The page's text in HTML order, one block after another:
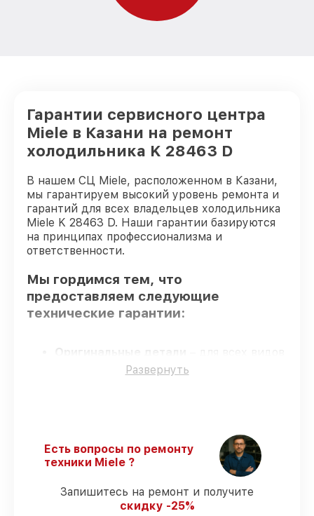
Гарантии сервисного центра
Miele в Казани на ремонт
холодильника K 28463 D
В нашем СЦ Miele, расположенном в Казани,
мы гарантируем высокий уровень ремонта и
гарантий для всех владельцев холодильника
Miele K 28463 D. Наши гарантии базируются
на принципах профессионализма и
ответственности.
Мы гордимся тем, что
предоставляем следующие
технические гарантии:
Оригинальные детали
восстановления применяются
гарантируем завершение работ без
задержек.
– все
работы по обслуживанию проводятся с
официальной гарантией.
Развернуть
Есть вопросы по ремонту
техники Miele ?
Запишитесь на ремонт и получите
скидку -25%